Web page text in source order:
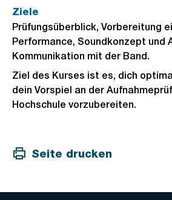
Ziele
Prüfungsüberblick, Vorbereitung
Performance, Soundkonzept und
Kommunikation mit der Band.
Ziel des Kurses ist es, dich
dein Vorspiel an der
Hochschule vorzubereiten.
Seite drucken